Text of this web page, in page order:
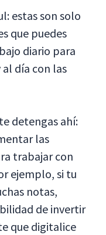
estas son solo
que puedes
diario para
día con las
detengas ahí:
las
trabajar con
ejemplo, si tu
notas,
de invertir
que digitalice